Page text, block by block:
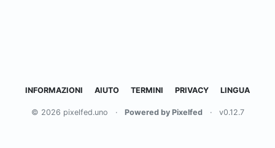
INFORMAZIONI AIUTO TERMINI PRIVACY LINGUA
© 2026 pixelfed.uno · Powered by Pixelfed · v0.12.7